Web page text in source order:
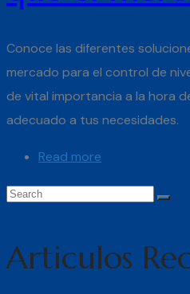
Conoce las diferentes
mercado para el control de
de vital importancia a la hora
adecuado a tus necesidades.
Read more
Articulos